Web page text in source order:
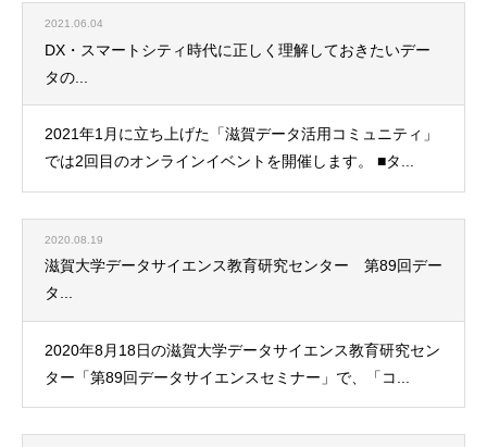
2021.06.04
DX・スマートシティ時代に正しく理解しておきたいデー
タの...
2021年1月に立ち上げた「滋賀データ活用コミュニティ」
では2回目のオンラインイベントを開催します。 ■タ...
2020.08.19
滋賀大学データサイエンス教育研究センター 第89回デー
タ...
2020年8月18日の滋賀大学データサイエンス教育研究セン
ター「第89回データサイエンスセミナー」で、「コ...